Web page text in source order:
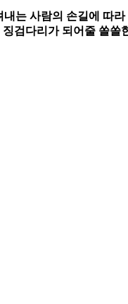
는 사람의 손길에
검다리가 되어줄 쏠쏠